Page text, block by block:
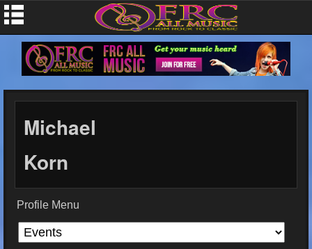
Michael
Korn
Profile Menu